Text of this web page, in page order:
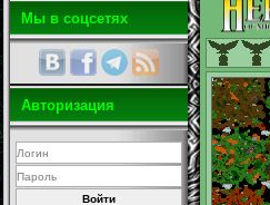
Мы в соцсетях
Авторизация